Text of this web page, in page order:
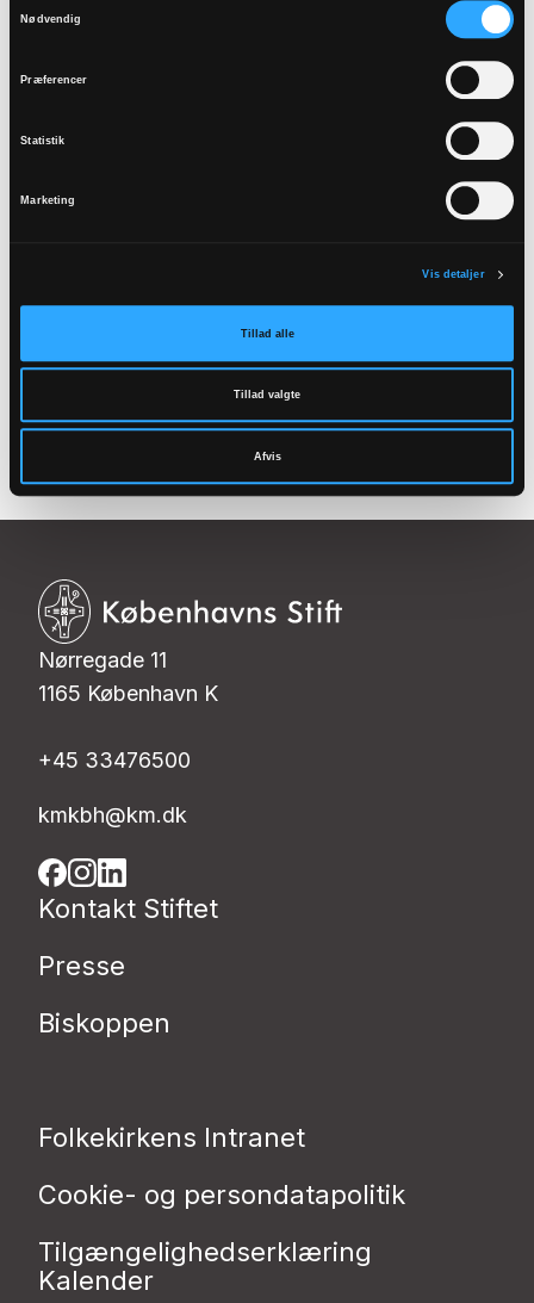
Nødvendig
Præferencer
Statistik
Marketing
Vis detaljer
Tillad alle
Tillad valgte
Afvis
Contact us
tæt på dig
Nørregade 11
1165 København K
+45 33476500
kmkbh@km.dk
Kontakt Stiftet
Presse
Biskoppen
Folkekirkens Intranet
Cookie- og persondatapolitik
Tilgængelighedserklæring
Kalender